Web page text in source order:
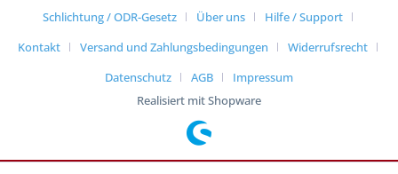
Schlichtung / ODR-Gesetz
Über uns
Hilfe / Support
Kontakt
Versand und Zahlungsbedingungen
Widerrufsrecht
Datenschutz
AGB
Impressum
Realisiert mit Shopware